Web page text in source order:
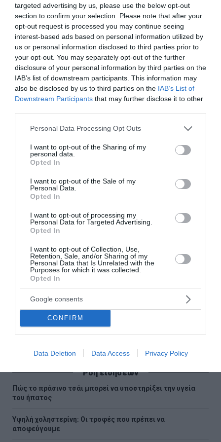
targeted advertising by us, please use the below opt-out
section to confirm your selection. Please note that after your
opt-out request is processed you may continue seeing
interest-based ads based on personal information utilized by
us or personal information disclosed to third parties prior to
your opt-out. You may separately opt-out of the further
disclosure of your personal information by third parties on the
IAB’s list of downstream participants. This information may
also be disclosed by us to third parties on the IAB’s List of
Downstream Participants that may further disclose it to other
Please note that this website/app uses one or more Google
not limited to your visit or usage behaviour. You may click to
grant or deny consent to Google and its third-party tags to
use your data for below specified purposes in below Google
consent section.
Personal Data Processing Opt Outs
I want to opt-out of the Sharing of my
personal data.
Opted In
I want to opt-out of the Sale of my
Personal Data.
Opted In
I want to opt-out of processing my
Personal Data for Targeted Advertising.
Opted In
I want to opt-out of Collection, Use,
Retention, Sale, and/or Sharing of my
Personal Data that Is Unrelated with the
Purposes for which it was collected.
Opted In
Google consents
CONFIRM
Data Deletion Data Access Privacy Policy
ασφαλείας. Το γεγονός αυτό, σε συνδυασμό με τη
φύση των κατηγοριών και τα ευρήματα που
κατασχέθηκαν, δείχνει ότι η υπόθεση
αντιμετωπίζεται ως πιθανή απειλή με
διασυνοριακά χαρακτηριστικά.
Παράλληλα, οι έρευνες συνέπεσαν χρονικά με
άλλες υποθέσεις που σχετίζονται με ισραηλινούς
Συνελήφθη 46χρονος που φωτογράφιζε κρυφά
14χρονη σε αστικό λεωφορείο στη Θεσσαλονίκη
Καλαμαριά: Εγκατέλειψε 9 γατάκια σε οικόπεδο
και βρέθηκε αντιμέτωπος με πρόστιμο 270.000
Χαλκιδική: Νεκρός 44χρονος μοτοσικλετιστής σε
τροχαίο στην Εθνική Οδό Θεσσαλονίκης –
Πολυγύρου
στο Google News
και μάθετε πρώτοι όλες τις
ειδήσεις
Ροή ειδήσεων
Πώς το πράσινο τσάι μπορεί να υποστηρίξει την υγεία
του ήπατος
Υψηλή χοληστερίνη: Οι τροφές που πρέπει να
αποφεύγουμε